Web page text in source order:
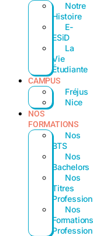
Notre
Histoire
E-
ESiD
La
Vie
Étudiante
CAMPUS
Fréjus
Nice
NOS
FORMATIONS
Nos
BTS
Nos
Bachelors
Nos
Titres
Nos
Formations